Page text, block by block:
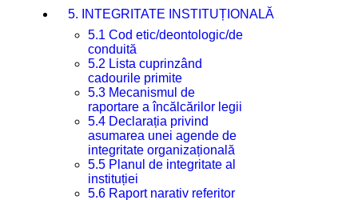
5. INTEGRITATE INSTITUȚIONALĂ
5.1 Cod etic/deontologic/de
conduită
5.2 Lista cuprinzând
cadourile primite
5.3 Mecanismul de
raportare a încălcărilor legii
5.4 Declarația privind
asumarea unei agende de
integritate organizațională
5.5 Planul de integritate al
instituției
5.6 Raport narativ referitor